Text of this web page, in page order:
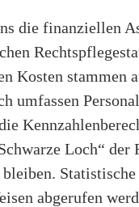
die finanziellen
Kosten stammen
umfassen
Loch“
Statistische
abgerufen